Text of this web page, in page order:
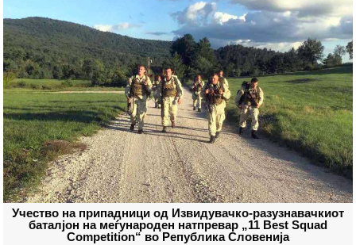
Учество на припадници од Извидувачко-разузнавачкиот
баталјон на меѓународен натпревар „11 Best Squad
Competition“ во Република Словенија